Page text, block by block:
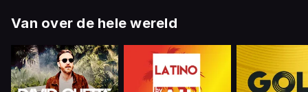
Van over de hele wereld